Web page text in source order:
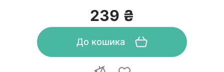
239 ₴
До кошика